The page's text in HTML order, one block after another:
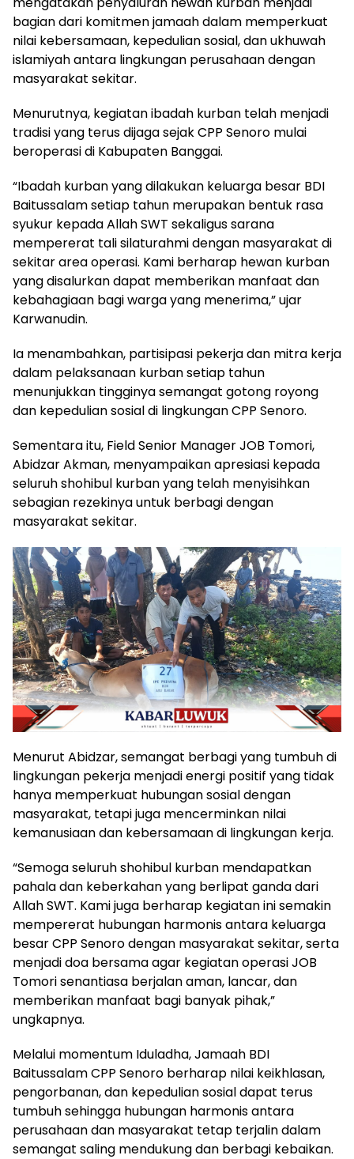
bagian dari komitmen jamaah dalam memperkuat
nilai kebersamaan, kepedulian sosial, dan ukhuwah
islamiyah antara lingkungan perusahaan dengan
masyarakat sekitar.
Menurutnya, kegiatan ibadah kurban telah menjadi
tradisi yang terus dijaga sejak CPP Senoro mulai
beroperasi di Kabupaten Banggai.
“Ibadah kurban yang dilakukan keluarga besar BDI
Baitussalam setiap tahun merupakan bentuk rasa
syukur kepada Allah SWT sekaligus sarana
mempererat tali silaturahmi dengan masyarakat di
sekitar area operasi. Kami berharap hewan kurban
yang disalurkan dapat memberikan manfaat dan
kebahagiaan bagi warga yang menerima,” ujar
Karwanudin.
Ia menambahkan, partisipasi pekerja dan mitra kerja
dalam pelaksanaan kurban setiap tahun
menunjukkan tingginya semangat gotong royong
dan kepedulian sosial di lingkungan CPP Senoro.
Sementara itu, Field Senior Manager JOB Tomori,
Abidzar Akman, menyampaikan apresiasi kepada
seluruh shohibul kurban yang telah menyisihkan
sebagian rezekinya untuk berbagi dengan
masyarakat sekitar.
Menurut Abidzar, semangat berbagi yang tumbuh di
lingkungan pekerja menjadi energi positif yang tidak
hanya memperkuat hubungan sosial dengan
masyarakat, tetapi juga mencerminkan nilai
kemanusiaan dan kebersamaan di lingkungan kerja.
“Semoga seluruh shohibul kurban mendapatkan
pahala dan keberkahan yang berlipat ganda dari
Allah SWT. Kami juga berharap kegiatan ini semakin
mempererat hubungan harmonis antara keluarga
besar CPP Senoro dengan masyarakat sekitar, serta
menjadi doa bersama agar kegiatan operasi JOB
Tomori senantiasa berjalan aman, lancar, dan
memberikan manfaat bagi banyak pihak,”
ungkapnya.
Melalui momentum Iduladha, Jamaah BDI
Baitussalam CPP Senoro berharap nilai keikhlasan,
pengorbanan, dan kepedulian sosial dapat terus
tumbuh sehingga hubungan harmonis antara
perusahaan dan masyarakat tetap terjalin dalam
semangat saling mendukung dan berbagi kebaikan.